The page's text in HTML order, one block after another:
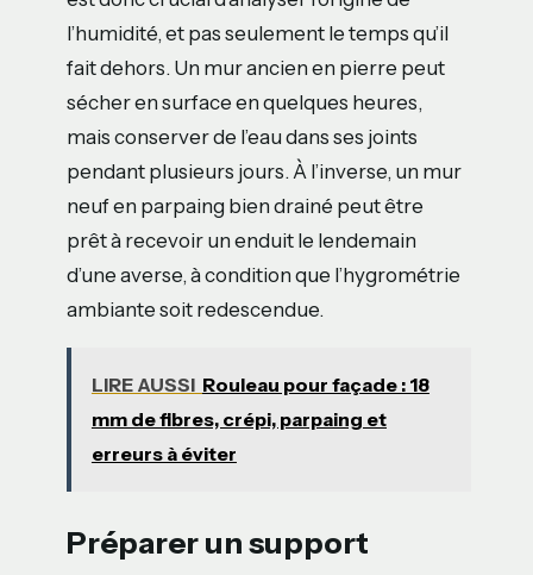
l’humidité, et pas seulement le temps qu’il
fait dehors. Un mur ancien en pierre peut
sécher en surface en quelques heures,
mais conserver de l’eau dans ses joints
pendant plusieurs jours. À l’inverse, un mur
neuf en parpaing bien drainé peut être
prêt à recevoir un enduit le lendemain
d’une averse, à condition que l’hygrométrie
ambiante soit redescendue.
LIRE AUSSI Rouleau pour façade : 18
mm de fibres, crépi, parpaing et
erreurs à éviter
Préparer un support